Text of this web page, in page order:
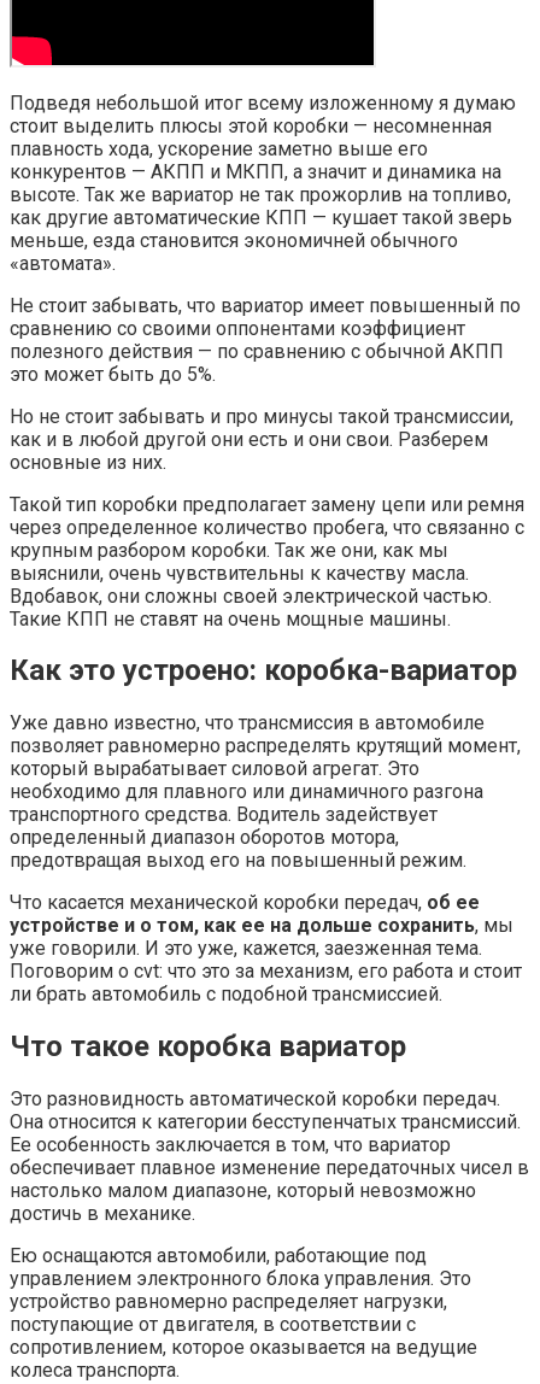
Подведя небольшой итог всему изложенному я думаю
стоит выделить плюсы этой коробки — несомненная
плавность хода, ускорение заметно выше его
конкурентов — АКПП и МКПП, а значит и динамика на
высоте. Так же вариатор не так прожорлив на топливо,
как другие автоматические КПП — кушает такой зверь
меньше, езда становится экономичней обычного
«автомата».
Не стоит забывать, что вариатор имеет повышенный по
сравнению со своими оппонентами коэффициент
полезного действия — по сравнению с обычной АКПП
это может быть до 5%.
Но не стоит забывать и про минусы такой трансмиссии,
как и в любой другой они есть и они свои. Разберем
основные из них.
Такой тип коробки предполагает замену цепи или ремня
через определенное количество пробега, что связанно с
крупным разбором коробки. Так же они, как мы
выяснили, очень чувствительны к качеству масла.
Вдобавок, они сложны своей электрической частью.
Такие КПП не ставят на очень мощные машины.
Как это устроено: коробка-вариатор
Уже давно известно, что трансмиссия в автомобиле
позволяет равномерно распределять крутящий момент,
который вырабатывает силовой агрегат. Это
необходимо для плавного или динамичного разгона
транспортного средства. Водитель задействует
определенный диапазон оборотов мотора,
предотвращая выход его на повышенный режим.
Что касается механической коробки передач, об ее
устройстве и о том, как ее на дольше сохранить, мы
уже говорили. И это уже, кажется, заезженная тема.
Поговорим о cvt: что это за механизм, его работа и стоит
ли брать автомобиль с подобной трансмиссией.
Что такое коробка вариатор
Это разновидность автоматической коробки передач.
Она относится к категории бесступенчатых трансмиссий.
Ее особенность заключается в том, что вариатор
обеспечивает плавное изменение передаточных чисел в
настолько малом диапазоне, который невозможно
достичь в механике.
Ею оснащаются автомобили, работающие под
управлением электронного блока управления. Это
устройство равномерно распределяет нагрузки,
поступающие от двигателя, в соответствии с
сопротивлением, которое оказывается на ведущие
колеса транспорта.